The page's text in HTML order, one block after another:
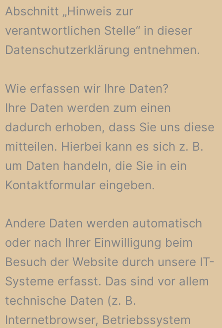
Abschnitt „Hinweis zur
verantwortlichen Stelle“ in dieser
Datenschutzerklärung entnehmen.
Wie erfassen wir Ihre Daten?
Ihre Daten werden zum einen
dadurch erhoben, dass Sie uns diese
mitteilen. Hierbei kann es sich z. B.
um Daten handeln, die Sie in ein
Kontaktformular eingeben.
Andere Daten werden automatisch
oder nach Ihrer Einwilligung beim
Besuch der Website durch unsere IT-
Systeme erfasst. Das sind vor allem
technische Daten (z. B.
Internetbrowser, Betriebssystem